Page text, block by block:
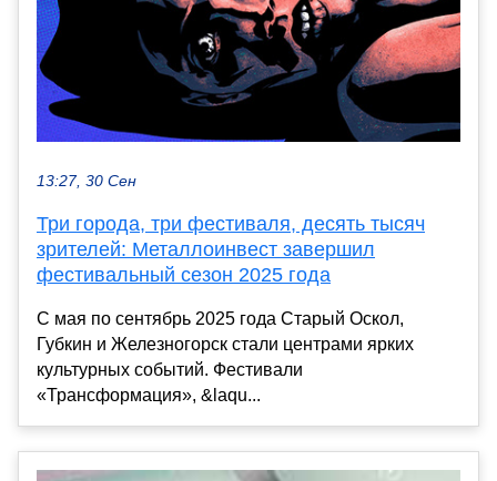
13:27, 30 Сен
Три города, три фестиваля, десять тысяч
зрителей: Металлоинвест завершил
фестивальный сезон 2025 года
С мая по сентябрь 2025 года Старый Оскол,
Губкин и Железногорск стали центрами ярких
культурных событий. Фестивали
«Трансформация», &laqu...